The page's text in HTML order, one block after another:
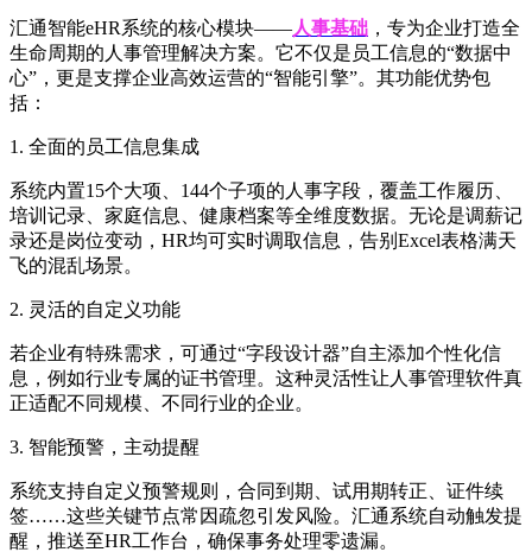
汇通智能eHR系统的核心模块——人事基础 ，专为企业打造全
生命周期的人事管理解决方案。它不仅是员工信息的“数据中
心”，更是支撑企业高效运营的“智能引擎”。其功能优势包
括：
1. 全面的员工信息集成
系统内置15个大项、144个子项的人事字段，覆盖工作履历、
培训记录、家庭信息、健康档案等全维度数据。无论是调薪记
录还是岗位变动，HR均可实时调取信息，告别Excel表格满天
飞的混乱场景。
2. 灵活的自定义功能
若企业有特殊需求，可通过“字段设计器”自主添加个性化信
息，例如行业专属的证书管理。这种灵活性让人事管理软件真
正适配不同规模、不同行业的企业。
3. 智能预警，主动提醒
系统支持自定义预警规则， 合同到期、试用期转正、证件续
签……这些关键节点常因疏忽引发风险。汇通系统自动触发提
醒， 推送至HR工作台，确保事务处理零遗漏。